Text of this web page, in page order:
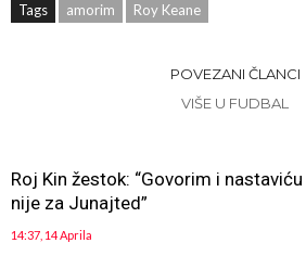
Tags amorim Roy Keane
POVEZANI ČLANCI
VIŠE U FUDBAL
Roj Kin žestok: “Govorim i
nije za Junajted”
14:37, 14 Aprila